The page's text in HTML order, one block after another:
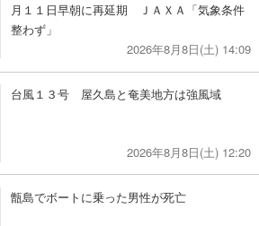
月１１日早朝に再延期 ＪＡＸＡ「気象条件
整わず」
2026年8月8日(土) 14:09
台風１３号 屋久島と奄美地方は強風域
2026年8月8日(土) 12:20
甑島でボートに乗った男性が死亡